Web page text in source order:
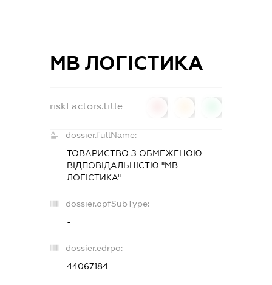
МВ ЛОГІСТИКА
riskFactors.title
dossier.fullName:
ТОВАРИСТВО З ОБМЕЖЕНОЮ
ВІДПОВІДАЛЬНІСТЮ "МВ
ЛОГІСТИКА"
dossier.opfSubType:
-
dossier.edrpo:
44067184